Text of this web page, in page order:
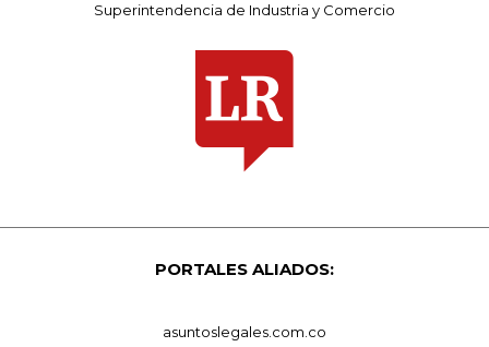
Superintendencia de Industria y Comercio
PORTALES ALIADOS:
asuntoslegales.com.co